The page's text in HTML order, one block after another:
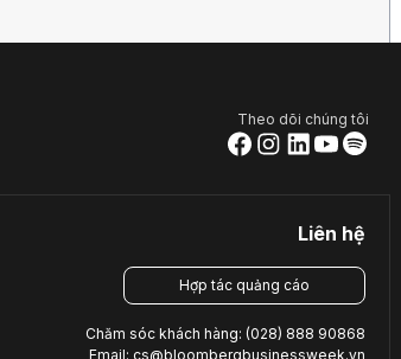
Theo dõi chúng tôi
Liên hệ
Hợp tác quảng cáo
Chăm sóc khách hàng: (028) 888 90868
Email: cs@bloombergbusinessweek.vn